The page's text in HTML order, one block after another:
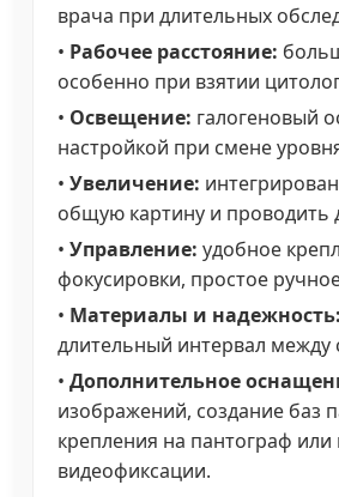
врача при длительных
• Рабочее расстояние:
особенно при взятии
• Освещение: галогеновый
настройкой при смене
• Увеличение:
общую картину и проводить
• Управление: удобное
фокусировки, простое
• Материалы и надежность:
длительный интервал
• Дополнительное
изображений, создание баз
крепления на пантограф
видеофиксации.